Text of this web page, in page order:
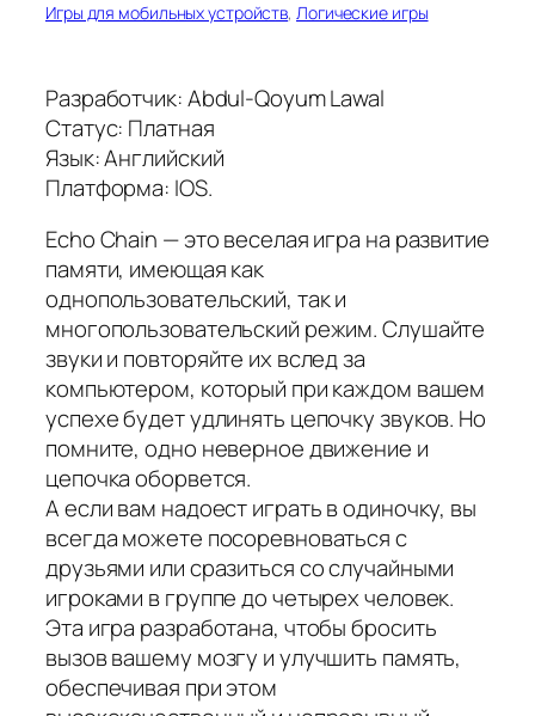
Игры для мобильных устройств, Логические игры
Разработчик: Abdul-Qoyum Lawal
Статус: Платная
Язык: Английский
Платформа: IOS.
Echo Chain — это веселая игра на развитие
памяти, имеющая как
однопользовательский, так и
многопользовательский режим. Слушайте
звуки и повторяйте их вслед за
компьютером, который при каждом вашем
успехе будет удлинять цепочку звуков. Но
помните, одно неверное движение и
цепочка оборвется.
А если вам надоест играть в одиночку, вы
всегда можете посоревноваться с
друзьями или сразиться со случайными
игроками в группе до четырех человек.
Эта игра разработана, чтобы бросить
вызов вашему мозгу и улучшить память,
обеспечивая при этом